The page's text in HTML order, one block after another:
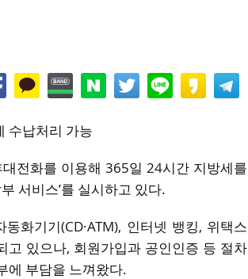
수납처리 가능
전화를 이용해 365일 24시간 지방세를
서비스’를 실시하고 있다.
화기기(CD·ATM), 인터넷 뱅킹, 위택스
고 있으나, 회원가입과 공인인증 등 절차
에 부담을 느껴왔다.